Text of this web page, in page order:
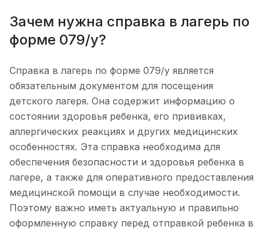
Зачем нужна справка в лагерь по
форме 079/у?
Справка в лагерь по форме 079/у является
обязательным документом для посещения
детского лагеря. Она содержит информацию о
состоянии здоровья ребенка, его прививках,
аллергических реакциях и других медицинских
особенностях. Эта справка необходима для
обеспечения безопасности и здоровья ребенка в
лагере, а также для оперативного предоставления
медицинской помощи в случае необходимости.
Поэтому важно иметь актуальную и правильно
оформленную справку перед отправкой ребенка в